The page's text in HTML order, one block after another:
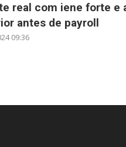
real com iene forte e
antes de payroll
09:36